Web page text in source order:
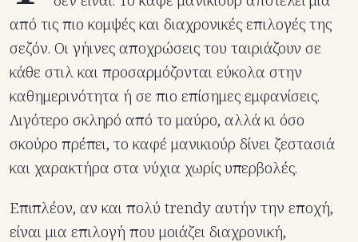
από τις πιο κομψές και διαχρονικές επιλογές της
σεζόν. Οι γήινες αποχρώσεις του ταιριάζουν σε
κάθε στιλ και προσαρμόζονται εύκολα στην
καθημερινότητα ή σε πιο επίσημες εμφανίσεις.
Λιγότερο σκληρό από το μαύρο, αλλά κι όσο
σκούρο πρέπει, το καφέ μανικιούρ δίνει ζεστασιά
και χαρακτήρα στα νύχια χωρίς υπερβολές.
Επιπλέον, αν και πολύ trendy αυτήν την εποχή,
είναι μια επιλογή που μοιάζει διαχρονική,